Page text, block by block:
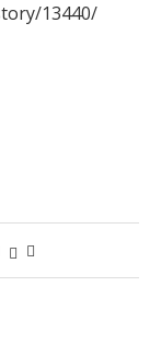
13440/